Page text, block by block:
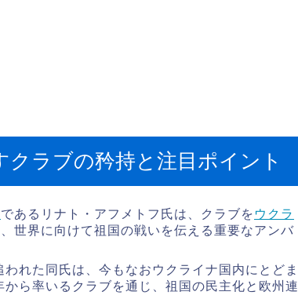
ラブの矜持と注目ポイント
であるリナト・アフメトフ氏は、クラブを ウクラ
世界に向けて祖国の戦いを伝える重要なアンバ
れた同氏は、今もなおウクライナ国内にとどま
ら率いるクラブを通じ、祖国の民主化と欧州連